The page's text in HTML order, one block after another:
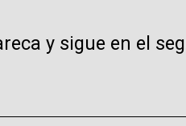
y sigue en el